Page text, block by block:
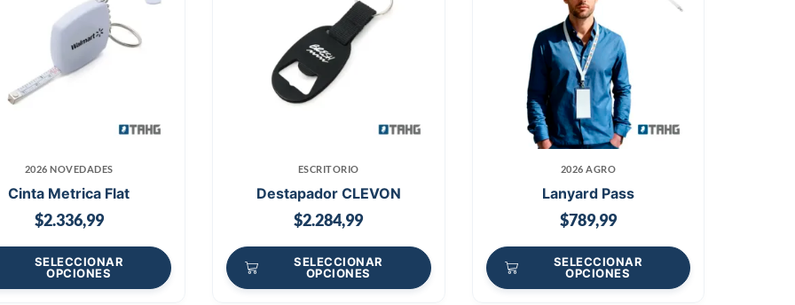
2026 NOVEDADES
Cinta Metrica Flat
$2.336,99
SELECCIONAR
OPCIONES
ESCRITORIO
Destapador CLEVON
$2.284,99
SELECCIONAR
OPCIONES
2026 AGRO
Lanyard Pass
$789,99
SELECCIONAR
OPCIONES